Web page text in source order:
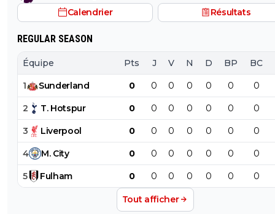
Calendrier Résultats
REGULAR SEASON
Équipe Pts J V N D BP BC
1 Sunderland 0 0 0 0 0 0 0
2 T. Hotspur 0 0 0 0 0 0 0
3 Liverpool 0 0 0 0 0 0 0
4 M. City 0 0 0 0 0 0 0
5 Fulham 0 0 0 0 0 0 0
Tout afficher